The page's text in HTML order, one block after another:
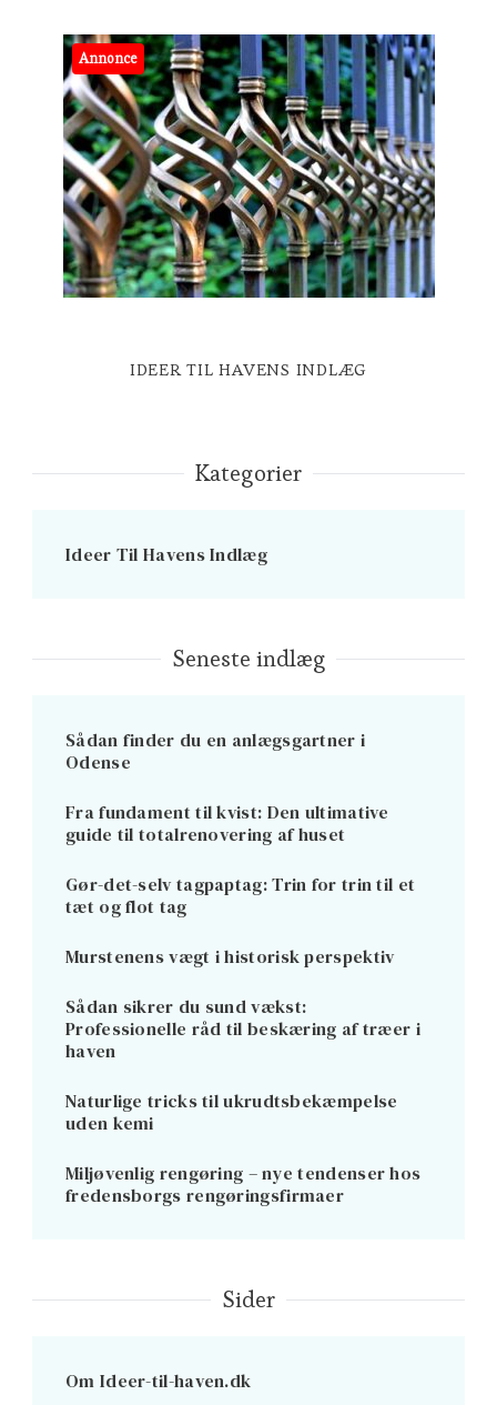
Annonce
IDEER TIL HAVENS INDLÆG
Kategorier
Ideer Til Havens Indlæg
Seneste indlæg
Sådan finder du en anlægsgartner i
Odense
Fra fundament til kvist: Den ultimative
guide til totalrenovering af huset
Gør-det-selv tagpaptag: Trin for trin til et
tæt og flot tag
Murstenens vægt i historisk perspektiv
Sådan sikrer du sund vækst:
Professionelle råd til beskæring af træer i
haven
Naturlige tricks til ukrudtsbekæmpelse
uden kemi
Miljøvenlig rengøring – nye tendenser hos
fredensborgs rengøringsfirmaer
Sider
Om Ideer-til-haven.dk